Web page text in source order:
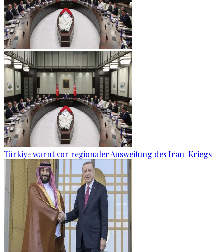
Türkiye warnt vor regionaler Ausweitung des Iran-Kriegs